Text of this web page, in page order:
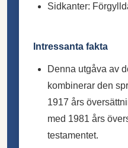
Sidkanter:
Intressanta fakta
Denna utgåva av
kombinerar den
1917 års
med 1981 års
testamentet.